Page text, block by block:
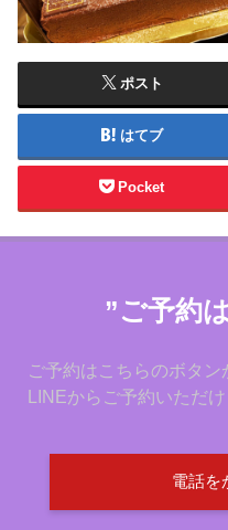
ポスト
はてブ
Pocket
”ご予約
ご予約はこちらのボタン
LINEからご予約いただけ
電話を